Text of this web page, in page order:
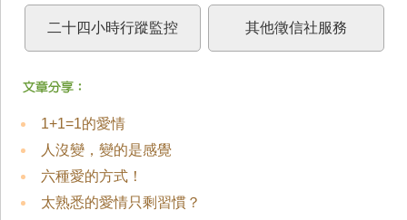
二十四小時行蹤監控 其他徵信社服務
1+1=1的愛情
人沒變，變的是感覺
六種愛的方式！
太熟悉的愛情只剩習慣？